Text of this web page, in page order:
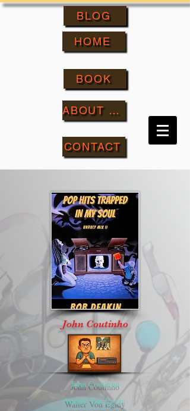
BLOG
HOME
BOOK
ABOUT ME
CONTACT
John Coutinho
John Coutinho
Walter Von Egidy